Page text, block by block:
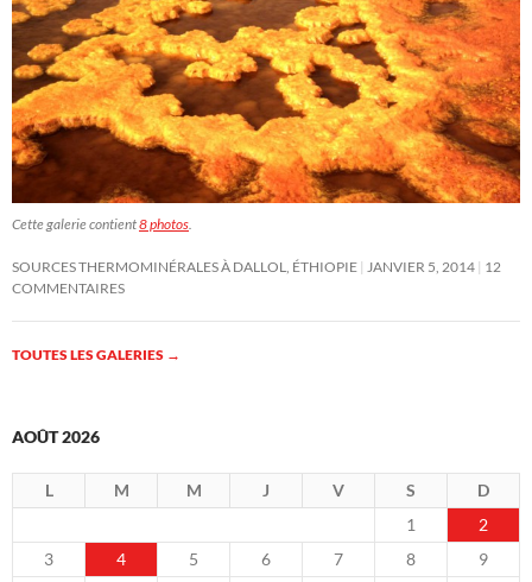
Cette galerie contient8 photos.
SOURCES THERMOMINÉRALES À DALLOL, ÉTHIOPIE JANVIER 5, 2014 12
COMMENTAIRES
TOUTES LES GALERIES →
AOÛT 2026
L M M J V S
D
1
2
3
4 5 6 7 8
9